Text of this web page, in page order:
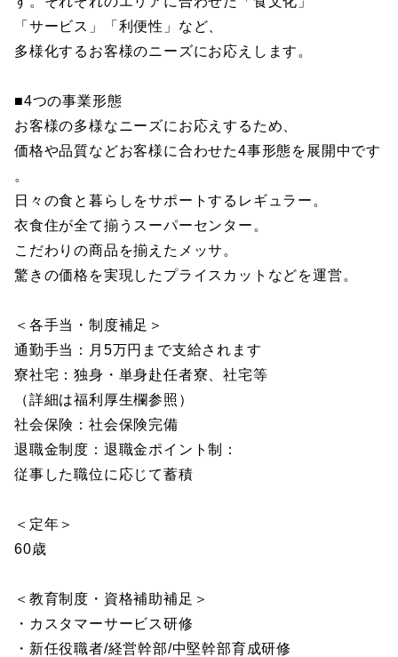
「サービス」「利便性」など、
多様化するお客様のニーズにお応えします。
■4つの事業形態
お客様の多様なニーズにお応えするため、
価格や品質などお客様に合わせた4事形態を展開中です
。
日々の食と暮らしをサポートするレギュラー。
衣食住が全て揃うスーパーセンター。
こだわりの商品を揃えたメッサ。
驚きの価格を実現したプライスカットなどを運営。
＜各手当・制度補足＞
通勤手当：月5万円まで支給されます
寮社宅：独身・単身赴任者寮、社宅等
（詳細は福利厚生欄参照）
社会保険：社会保険完備
退職金制度：退職金ポイント制：
従事した職位に応じて蓄積
＜定年＞
60歳
＜教育制度・資格補助補足＞
・カスタマーサービス研修
・新任役職者/経営幹部/中堅幹部育成研修